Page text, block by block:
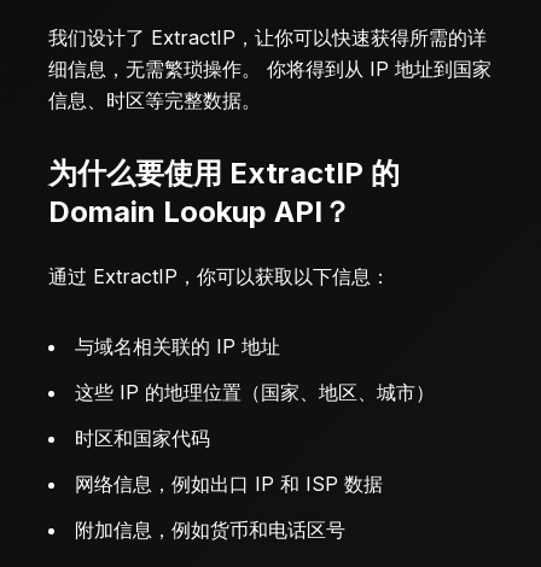
我们设计了 ExtractIP，让你可以快速获得所需的详
细信息，无需繁琐操作。 你将得到从 IP 地址到国家
信息、时区等完整数据。
为什么要使用 ExtractIP 的
Domain Lookup API？
通过 ExtractIP，你可以获取以下信息：
与域名相关联的 IP 地址
这些 IP 的地理位置（国家、地区、城市）
时区和国家代码
网络信息，例如出口 IP 和 ISP 数据
附加信息，例如货币和电话区号